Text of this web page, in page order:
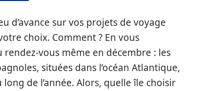
d’avance sur vos projets de voyage
choix. Comment ? En vous
vous même en décembre : les
situées dans l’océan Atlantique,
de l’année. Alors, quelle île choisir